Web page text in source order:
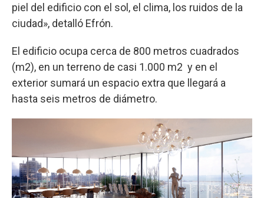
piel del edificio con el sol, el clima, los ruidos de la
ciudad», detalló Efrón.
El edificio ocupa cerca de 800 metros cuadrados
(m2), en un terreno de casi 1.000 m2 y en el
exterior sumará un espacio extra que llegará a
hasta seis metros de diámetro.